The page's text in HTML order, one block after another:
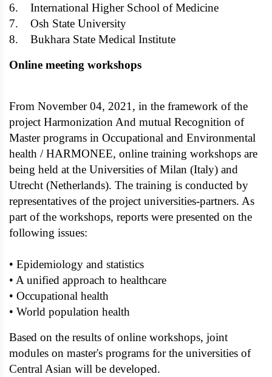
6. International Higher School of Medicine
7. Osh State University
8. Bukhara State Medical Institute
Online meeting workshops
From November 04, 2021, in the framework of the
project Harmonization And mutual Recognition of
Master programs in Occupational and Environmental
health / HARMONEE, online training workshops are
being held at the Universities of Milan (Italy) and
Utrecht (Netherlands). The training is conducted by
representatives of the project universities-partners. As
part of the workshops, reports were presented on the
following issues:
• Epidemiology and statistics
• A unified approach to healthcare
• Occupational health
• World population health
Based on the results of online workshops, joint
modules on master's programs for the universities of
Central Asian will be developed.